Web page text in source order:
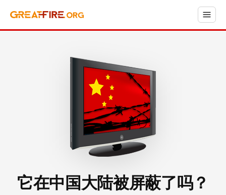
它在中国大陆被屏蔽了吗？